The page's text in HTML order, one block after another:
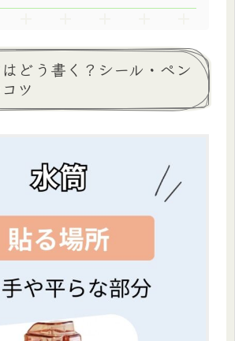
どう書く？シール・ペン
ツ